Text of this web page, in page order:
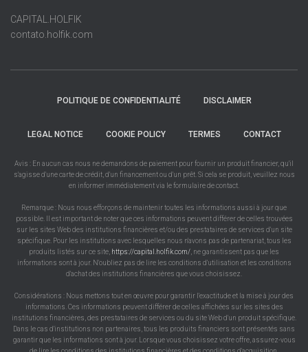
CAPITAL.HOLFIK
contato.holfik.com
POLITIQUE DE CONFIDENTIALITÉ DISCLAIMER
LEGAL NOTICE COOKIE POLICY TERMES CONTACT
Avis : En aucun cas nous ne demandons de paiement pour fournir un produit financier, qu'il
s'agisse d'une carte de crédit, d'un financement ou d'un prêt. Si cela se produit, veuillez nous
en informer immédiatement via le formulaire de contact.
Remarque : Nous nous efforçons de maintenir toutes les informations aussi à jour que
possible. Il est important de noter que ces informations peuvent différer de celles trouvées
sur les sites Web des institutions financières et/ou des prestataires de services d'un site
spécifique. Pour les institutions avec lesquelles nous n'avons pas de partenariat, tous les
produits listés sur ce site, https://capital.holfik.com/ , ne garantissent pas que les
informations sont à jour. N'oubliez pas de lire les conditions d'utilisation et les conditions
d'achat des institutions financières que vous choisissez.
Considérations : Nous mettons tout en œuvre pour garantir l'exactitude et la mise à jour des
informations. Ces informations peuvent différer de celles affichées sur les sites des
institutions financières, des prestataires de services ou du site Web d'un produit spécifique.
Dans le cas d'institutions non partenaires, tous les produits financiers sont présentés sans
garantir que les informations sont à jour. Lorsque vous choisissez votre offre, assurez-vous